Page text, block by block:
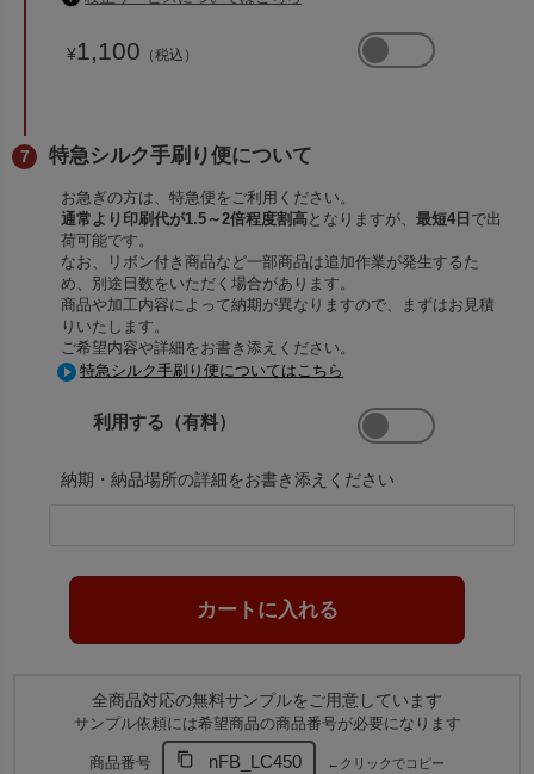
¥1,100 （税込）
特急シルク手刷り便について
お急ぎの方は、特急便をご利用ください。
通常より印刷代が1.5～2倍程度割高となりますが、最短4日 で出
荷可能です。
なお、リボン付き商品など一部商品は追加作業が発生するた
め、別途日数をいただく場合があります。
商品や加工内容によって納期が異なりますので、まずはお見積
りいたします。
ご希望内容や詳細をお書き添えください。
特急シルク手刷り便についてはこちら
利用する（有料）
納期・納品場所の詳細をお書き添えください
全商品対応の無料サンプルをご用意しています
サンプル依頼には希望商品の商品番号が必要になります
商品番号 nFB_LC450 ←クリックでコピー